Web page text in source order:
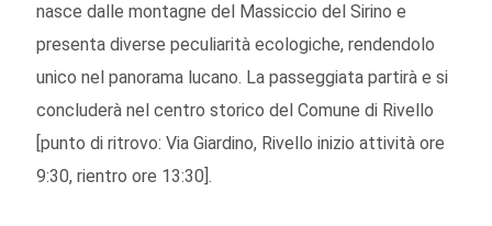
nasce dalle montagne del Massiccio del Sirino e
presenta diverse peculiarità ecologiche, rendendolo
unico nel panorama lucano. La passeggiata partirà e si
concluderà nel centro storico del Comune di Rivello
[punto di ritrovo: Via Giardino, Rivello inizio attività ore
9:30, rientro ore 13:30].